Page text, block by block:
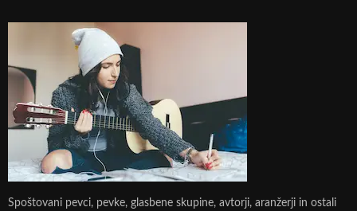
Spoštovani pevci, pevke, glasbene skupine, avtorji, aranžerji in ostali